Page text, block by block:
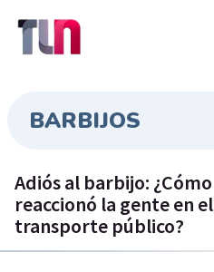
BARBIJOS
Adiós al barbijo: ¿Cómo
reaccionó la gente en el
transporte público?